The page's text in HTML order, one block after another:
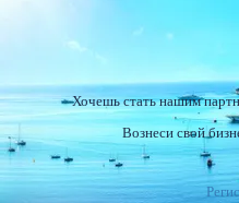
Хочешь стать нашим
Вознеси свой